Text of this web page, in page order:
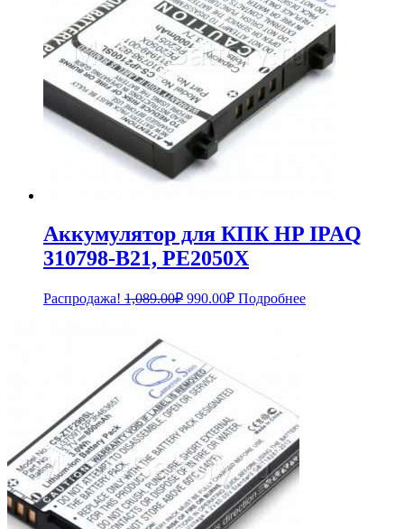
Аккумулятор для КПК HP IPAQ
310798-B21, PE2050X
Распродажа! 1,089.00₽ Первоначальная
990.00₽Текущая
Подробнее